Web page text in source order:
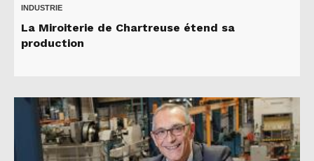
INDUSTRIE
La Miroiterie de Chartreuse étend sa
production